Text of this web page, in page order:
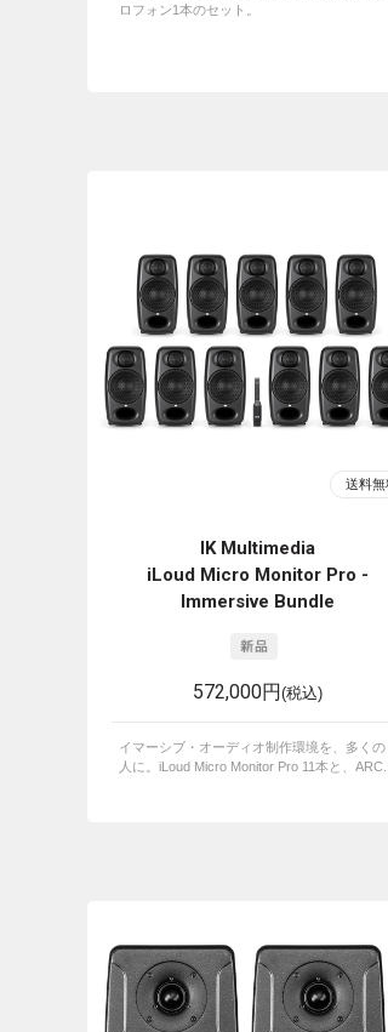
ロフォン1本のセット。
IK Multimedia
iLoud Micro Monitor Pro -
Immersive Bundle
572,000円(税込)
イマーシブ・オーディオ制作環境を、多くの
人に。iLoud Micro Monitor Pro 11本と、ARC...